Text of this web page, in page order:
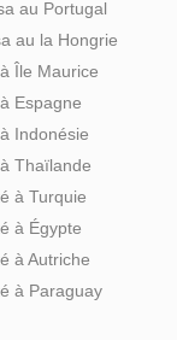
au Portugal
au la Hongrie
Île Maurice
Espagne
Indonésie
Thaïlande
à Turquie
à Égypte
à Autriche
à Paraguay